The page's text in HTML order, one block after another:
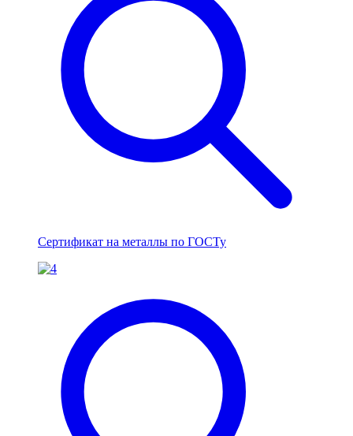
Сертификат на металлы по ГОСТу